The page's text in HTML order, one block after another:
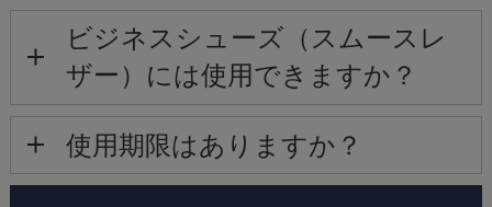
ビジネスシューズ（スムースレ
ザー）には使用できますか？
使用期限はありますか？